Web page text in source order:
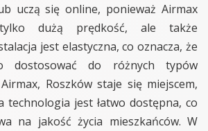
uczą się online, ponieważ Airmax
dużą prędkość, ale także
jest elastyczna, co oznacza, że
dostosować do różnych typów
Roszków staje się miejscem,
technologia jest łatwo dostępna, co
na jakość życia mieszkańców. W